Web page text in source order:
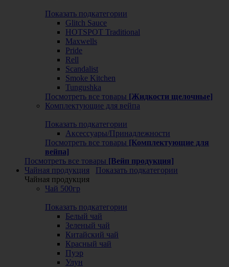
Показать подкатегории
Glitch Sauce
HOTSPOT Traditional
Maxwells
Pride
Rell
Scandalist
Smoke Kitchen
Tungushka
Посмотреть все товары [Жидкости щелочные]
Комплектующие для вейпа
Показать подкатегории
Аксессуары/Принадлежности
Посмотреть все товары [Комплектующие для
вейпа]
Посмотреть все товары [Вейп продукция]
Чайная продукция
Показать подкатегории
Чайная продукция
Чай 500гр
Показать подкатегории
Белый чай
Зеленый чай
Китайский чай
Красный чай
Пуэр
Улун